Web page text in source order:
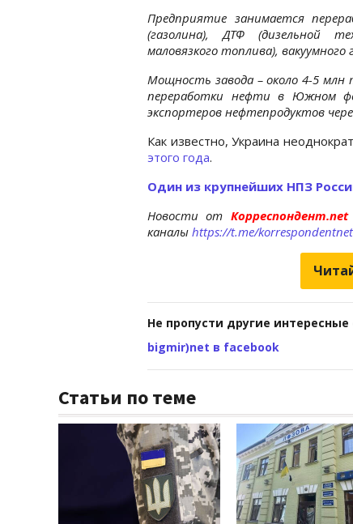
Предприятие занимается
(газолина), ДТФ (дизельной
маловязкого топлива),
Мощность завода – около 4-5 млн
переработки нефти в Южном
экспортеров нефтепродуктов
Как известно, Украина
этого года.
Один из крупнейших НПЗ
Новости от
каналы https://t.me/korrespondentnet
Не пропусти другие
bigmir)net в facebook
Статьи по теме